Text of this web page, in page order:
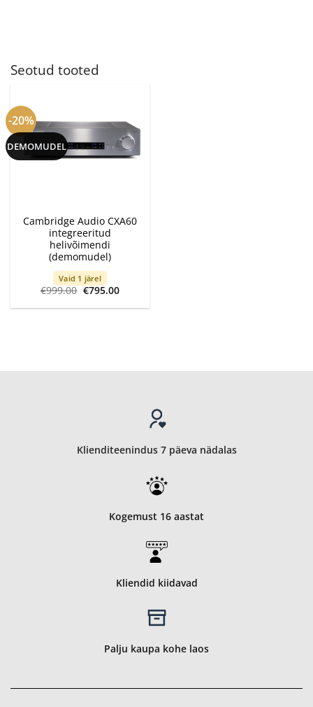
Seotud tooted
-20%
DEMOMUDEL
Cambridge Audio CXA60
integreeritud
helivõimendi
(demomudel)
Vaid 1 järel
€999.00 Algne
oli:
€795.00Current
is:
Klienditeenindus 7 päeva nädalas
Kogemust 16 aastat
Kliendid kiidavad
Palju kaupa kohe laos